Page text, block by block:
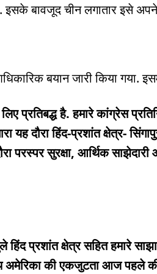
बावजूद चीन लगातार इसे
बयान जारी किया गया.
प्रतिबद्ध है. हमारे कांग्रेस
यह दौरा हिंद-प्रशांत क्षेत्र-
परस्पर सुरक्षा, आर्थिक
प्रशांत क्षेत्र सहित हमारे
अमेरिका की एकजुटता आज पहले